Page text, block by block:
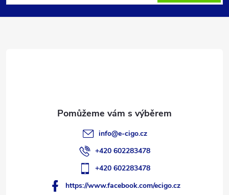
p
info@e-cigo.cz
+420 602283478
+420 602283478
https://www.facebook.com/ecigo.cz